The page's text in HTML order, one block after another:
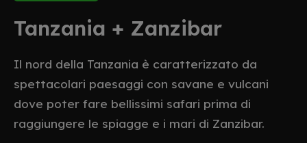
Tanzania + Zanzibar
Il nord della Tanzania è caratterizzato da
spettacolari paesaggi con savane e vulcani
dove poter fare bellissimi safari prima di
raggiungere le spiagge e i mari di Zanzibar.